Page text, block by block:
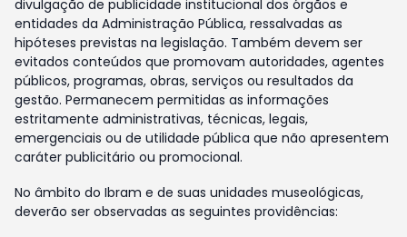
divulgação de publicidade institucional dos órgãos e
entidades da Administração Pública, ressalvadas as
hipóteses previstas na legislação. Também devem ser
evitados conteúdos que promovam autoridades, agentes
públicos, programas, obras, serviços ou resultados da
gestão. Permanecem permitidas as informações
estritamente administrativas, técnicas, legais,
emergenciais ou de utilidade pública que não apresentem
caráter publicitário ou promocional.
No âmbito do Ibram e de suas unidades museológicas,
deverão ser observadas as seguintes providências: